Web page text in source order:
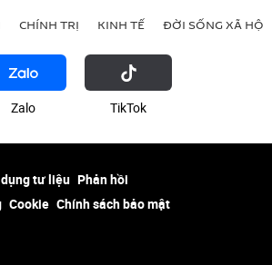
CHÍNH TRỊ KINH TẾ ĐỜI SỐNG XÃ HỘI
Zalo ТikТоk
tư liệu Phản hồi
Cookie Chính sách bảo mật